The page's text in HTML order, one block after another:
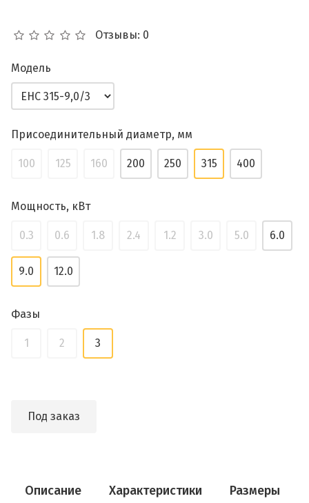
Отзывы: 0
Модель
Присоединительный диаметр, мм
100 125 160 200 250 315 400
Мощность, кВт
0.3 0.6 1.8 2.4 1.2 3.0 5.0 6.0
9.0 12.0
Фазы
1 2 3
Под заказ
Описание Характеристики Размеры